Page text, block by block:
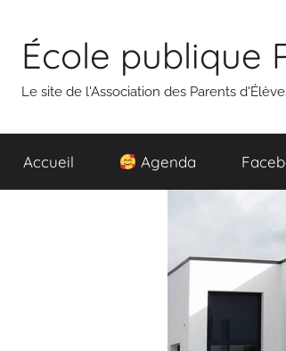
contenu
École publique
Le site de l'Association des Parents
Accueil Agenda